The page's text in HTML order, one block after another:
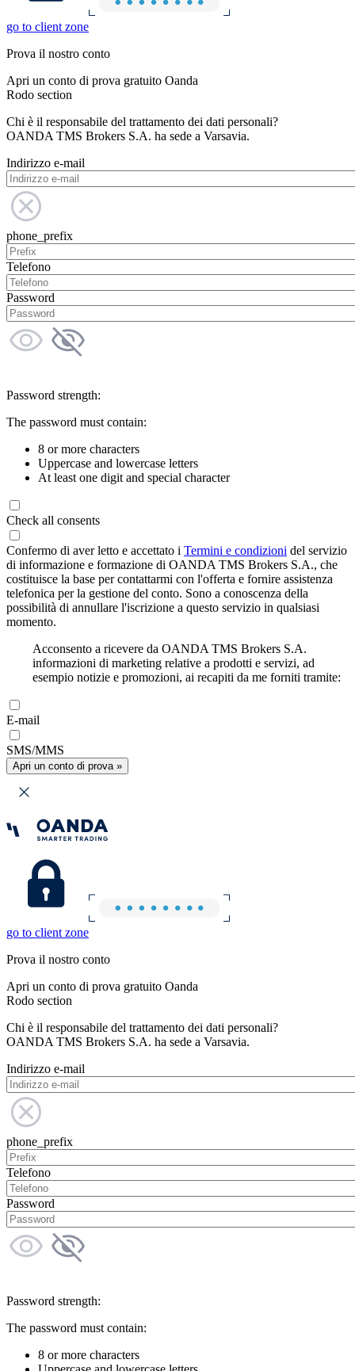
go to client zone
Prova il nostro conto
Apri un conto di prova gratuito Oanda
Rodo section
Chi è il responsabile del trattamento dei dati personali?
OANDA TMS Brokers S.A. ha sede a Varsavia.
Indirizzo e-mail
phone_prefix
Telefono
Password
Password strength:
The password must contain:
8 or more characters
Uppercase and lowercase letters
At least one digit and special character
Check all consents
Confermo di aver letto e accettato i Termini e condizioni del servizio
di informazione e formazione di OANDA TMS Brokers S.A., che
costituisce la base per contattarmi con l'offerta e fornire assistenza
telefonica per la gestione del conto. Sono a conoscenza della
possibilità di annullare l'iscrizione a questo servizio in qualsiasi
momento.
Acconsento a ricevere da OANDA TMS Brokers S.A.
informazioni di marketing relative a prodotti e servizi, ad
esempio notizie e promozioni, ai recapiti da me forniti tramite:
E-mail
SMS/MMS
Apri un conto di prova »
go to client zone
Prova il nostro conto
Apri un conto di prova gratuito Oanda
Rodo section
Chi è il responsabile del trattamento dei dati personali?
OANDA TMS Brokers S.A. ha sede a Varsavia.
Indirizzo e-mail
phone_prefix
Telefono
Password
Password strength:
The password must contain:
8 or more characters